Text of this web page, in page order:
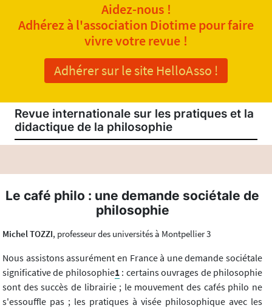
Aidez-nous !
Adhérez à l'association Diotime pour faire
vivre votre revue !
Adhérer sur le site HelloAsso !
Revue internationale sur les pratiques et la
didactique de la philosophie
Le café philo : une demande sociétale de
philosophie
Michel TOZZI, professeur des universités à Montpellier 3
Nous assistons assurément en France à une demande sociétale
significative de philosophie1: certains ouvrages de philosophie
sont des succès de librairie ; le mouvement des cafés philo ne
s'essouffle pas ; les pratiques à visée philosophique avec les